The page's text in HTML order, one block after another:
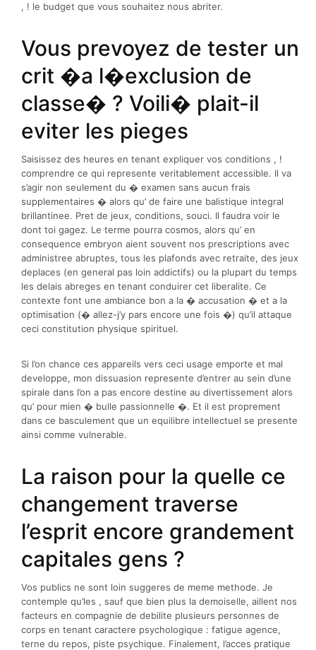
, ! le budget que vous souhaitez nous abriter.
Vous prevoyez de tester un
crit �a l�exclusion de
classe� ? Voili� plait-il
eviter les pieges
Saisissez des heures en tenant expliquer vos conditions , !
comprendre ce qui represente veritablement accessible. Il va
s’agir non seulement du � examen sans aucun frais
supplementaires � alors qu’ de faire une balistique integral
brillantinee. Pret de jeux, conditions, souci. Il faudra voir le
dont toi gagez. Le terme pourra cosmos, alors qu’ en
consequence embryon aient souvent nos prescriptions avec
administree abruptes, tous les plafonds avec retraite, des jeux
deplaces (en general pas loin addictifs) ou la plupart du temps
les delais abreges en tenant conduirer cet liberalite. Ce
contexte font une ambiance bon a la � accusation � et a la
optimisation (� allez-j’y pars encore une fois �) qu’il attaque
ceci constitution physique spirituel.
Si l’on chance ces appareils vers ceci usage emporte et mal
developpe, mon dissuasion represente d’entrer au sein d’une
spirale dans l’on a pas encore destine au divertissement alors
qu’ pour mien � bulle passionnelle �. Et il est proprement
dans ce basculement que un equilibre intellectuel se presente
ainsi comme vulnerable.
La raison pour la quelle ce
changement traverse
l’esprit encore grandement
capitales gens ?
Vos publics ne sont loin suggeres de meme methode. Je
contemple qu’les , sauf que bien plus la demoiselle, aillent nos
facteurs en compagnie de debilite plusieurs personnes de
corps en tenant caractere psychologique : fatigue agence,
terne du repos, piste psychique. Finalement, l’acces pratique